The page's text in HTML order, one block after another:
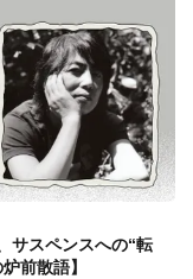
サスペンスへの“転
前散語】